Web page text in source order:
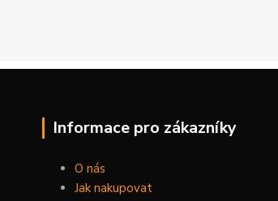
Informace pro zákazníky
O nás
Jak nakupovat